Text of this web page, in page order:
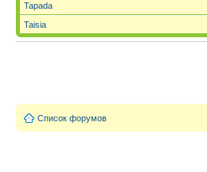
Tapada
Taisia
Список форумов